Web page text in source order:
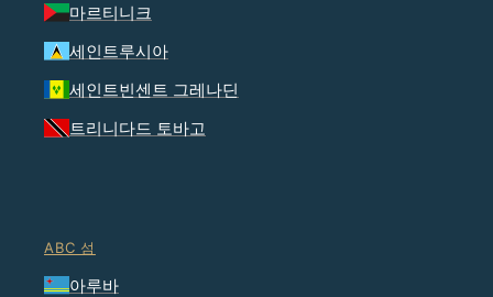
마르티니크
세인트루시아
세인트빈센트 그레나딘
트리니다드 토바고
ABC 섬
아루바